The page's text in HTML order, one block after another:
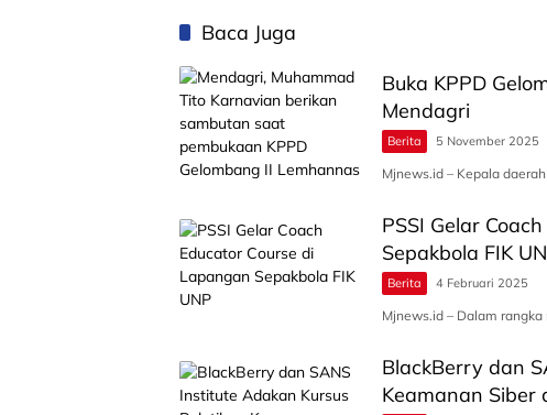
Baca Juga
Buka KPPD
Mendagri
Berita 5 November 2025
Mjnews.id – Kepala
PSSI Gelar
Sepakbola FIK
Berita 4 Februari 2025
Mjnews.id – Dalam
BlackBerry dan
Keamanan Siber